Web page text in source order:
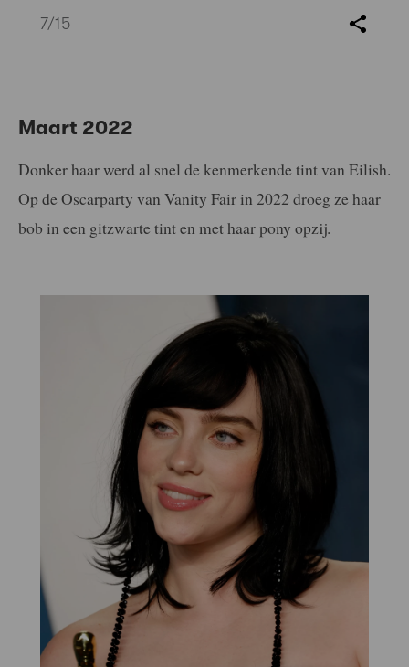
7/15
Maart 2022
Donker haar werd al snel de kenmerkende tint van Eilish.
Op de Oscarparty van Vanity Fair in 2022 droeg ze haar
bob in een gitzwarte tint en met haar pony opzij.